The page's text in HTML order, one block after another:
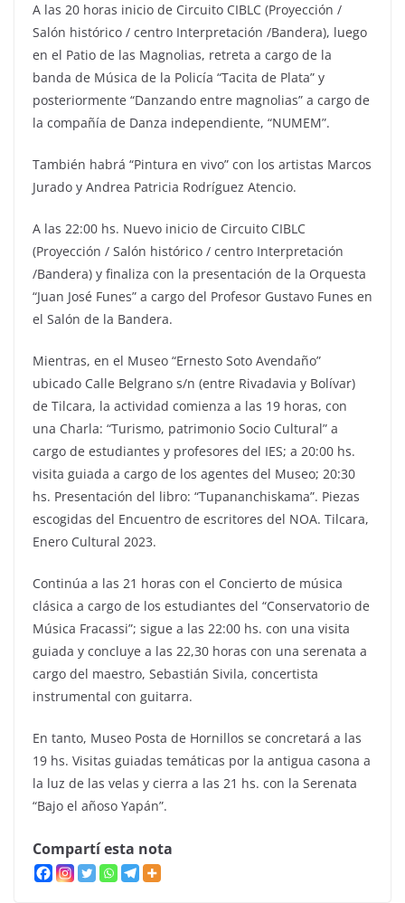
A las 20 horas inicio de Circuito CIBLC (Proyección /
Salón histórico / centro Interpretación /Bandera), luego
en el Patio de las Magnolias, retreta a cargo de la
banda de Música de la Policía “Tacita de Plata” y
posteriormente “Danzando entre magnolias” a cargo de
la compañía de Danza independiente, “NUMEM”.
También habrá “Pintura en vivo” con los artistas Marcos
Jurado y Andrea Patricia Rodríguez Atencio.
A las 22:00 hs. Nuevo inicio de Circuito CIBLC
(Proyección / Salón histórico / centro Interpretación
/Bandera) y finaliza con la presentación de la Orquesta
“Juan José Funes” a cargo del Profesor Gustavo Funes en
el Salón de la Bandera.
Mientras, en el Museo “Ernesto Soto Avendaño”
ubicado Calle Belgrano s/n (entre Rivadavia y Bolívar)
de Tilcara, la actividad comienza a las 19 horas, con
una Charla: “Turismo, patrimonio Socio Cultural” a
cargo de estudiantes y profesores del IES; a 20:00 hs.
visita guiada a cargo de los agentes del Museo; 20:30
hs. Presentación del libro: “Tupananchiskama”. Piezas
escogidas del Encuentro de escritores del NOA. Tilcara,
Enero Cultural 2023.
Continúa a las 21 horas con el Concierto de música
clásica a cargo de los estudiantes del “Conservatorio de
Música Fracassi”; sigue a las 22:00 hs. con una visita
guiada y concluye a las 22,30 horas con una serenata a
cargo del maestro, Sebastián Sivila, concertista
instrumental con guitarra.
En tanto, Museo Posta de Hornillos se concretará a las
19 hs. Visitas guiadas temáticas por la antigua casona a
la luz de las velas y cierra a las 21 hs. con la Serenata
“Bajo el añoso Yapán”.
Compartí esta nota